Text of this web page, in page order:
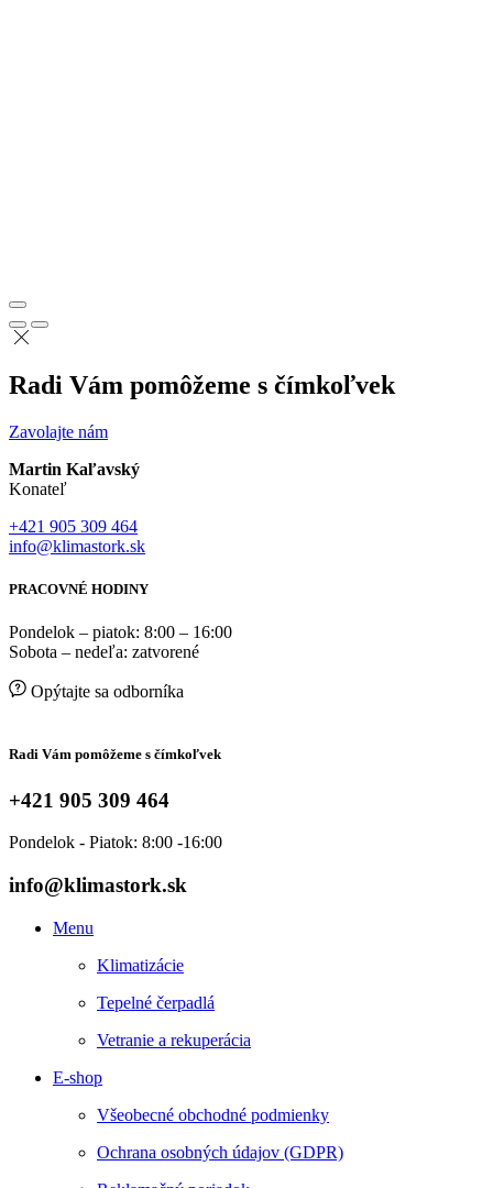
Radi Vám pomôžeme s čímkoľvek
Zavolajte nám
Martin Kaľavský
Konateľ
+421 905 309 464
info@klimastork.sk
PRACOVNÉ HODINY
Pondelok – piatok: 8:00 – 16:00
Sobota – nedeľa: zatvorené
Opýtajte sa odborníka
Radi Vám pomôžeme s čímkoľvek
+421 905 309 464
Pondelok - Piatok: 8:00 -16:00
info@klimastork.sk
Menu
Klimatizácie
Tepelné čerpadlá
Vetranie a rekuperácia
E-shop
Všeobecné obchodné podmienky
Ochrana osobných údajov (GDPR)